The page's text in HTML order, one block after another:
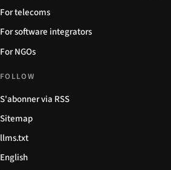
For telecoms
For software integrators
For NGOs
FOLLOW
S'abonner via RSS
Sitemap
llms.txt
English